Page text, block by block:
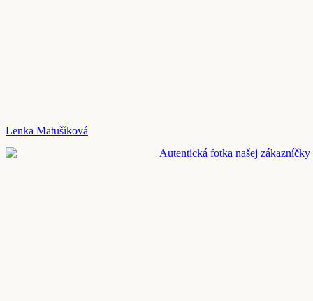
Lenka Matušíková